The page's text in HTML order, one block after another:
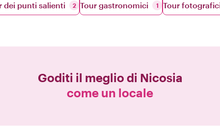
dei punti salienti 2 Tour gastronomici 1 Tour
Goditi il meglio di Nicosia
come un locale